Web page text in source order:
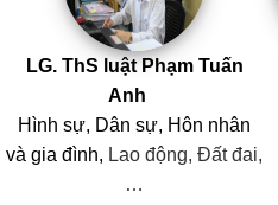
LG. ThS luật Phạm Tuấn
Anh
Hình sự, Dân sự, Hôn nhân
và gia đình, Lao động, Đất đai,
…